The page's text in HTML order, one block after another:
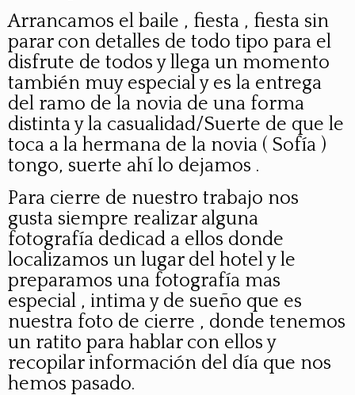
Arrancamos el baile , fiesta , fiesta sin
parar con detalles de todo tipo para el
disfrute de todos y llega un momento
también muy especial y es la entrega
del ramo de la novia de una forma
distinta y la casualidad/Suerte de que le
toca a la hermana de la novia ( Sofía )
tongo, suerte ahí lo dejamos .
Para cierre de nuestro trabajo nos
gusta siempre realizar alguna
fotografía dedicad a ellos donde
localizamos un lugar del hotel y le
preparamos una fotografía mas
especial , intima y de sueño que es
nuestra foto de cierre , donde tenemos
un ratito para hablar con ellos y
recopilar información del día que nos
hemos pasado.